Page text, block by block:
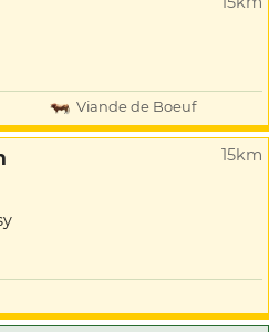
Viande de Boeuf
15km